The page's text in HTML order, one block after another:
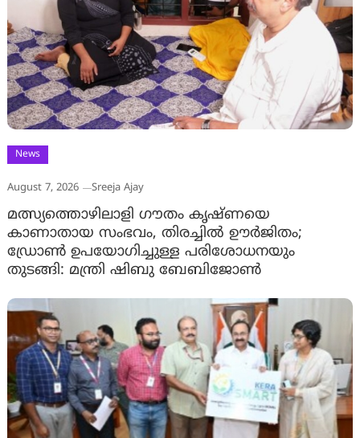
News
August 7, 2026 Sreeja Ajay
മത്സ്യത്തൊഴിലാളി ഗൗതം കൃഷ്ണയെ
കാണാതായ സംഭവം, തിരച്ചിൽ ഊർജിതം;
ഡ്രോണ്‍ ഉപയോഗിച്ചുള്ള പരിശോധനയും
തുടങ്ങി: മന്ത്രി ഷിബു ബേബിജോണ്‍